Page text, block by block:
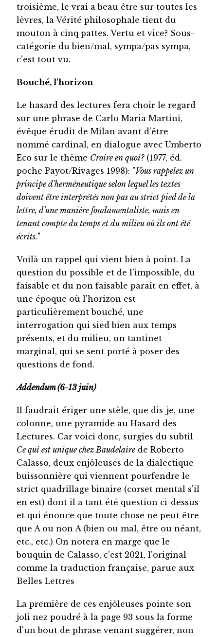
troisième, le vrai a beau être sur toutes les
lèvres, la Vérité philosophale tient du
mouton à cinq pattes. Vertu et vice? Sous-
catégorie du bien/mal, sympa/pas sympa,
c'est tout vu.
Bouché, l'horizon
Le hasard des lectures fera choir le regard
sur une phrase de Carlo Maria Martini,
évêque érudit de Milan avant d'être
nommé cardinal, en dialogue avec Umberto
Eco sur le thème Croire en quoi?(1977, éd.
poche Payot/Rivages 1998): "Vous rappelez un
principe d'herméneutique selon lequel les textes
doivent être interprétés non pas au strict pied de la
lettre, d'une manière fondamentaliste, mais en
tenant compte du temps et du milieu où ils ont été
écrits."
Voilà un rappel qui vient bien à point. La
question du possible et de l'impossible, du
faisable et du non faisable paraît en effet, à
une époque où l'horizon est
particulièrement bouché, une
interrogation qui sied bien aux temps
présents, et du milieu, un tantinet
marginal, qui se sent porté à poser des
questions de fond.
Addendum (6-13 juin)
Il faudrait ériger une stèle, que dis-je, une
colonne, une pyramide au Hasard des
Lectures. Car voici donc, surgies du subtil
Ce qui est unique chez Baudelairede Roberto
Calasso, deux enjôleuses de la dialectique
buissonnière qui viennent pourfendre le
strict quadrillage binaire (corset mental s'il
en est) dont il a tant été question ci-dessus
et qui énonce que toute chose ne peut être
que A ou non A (bien ou mal, être ou néant,
etc., etc.) On notera en marge que le
bouquin de Calasso, c'est 2021, l'original
comme la traduction française, parue aux
Belles Lettres
La première de ces enjôleuses pointe son
joli nez poudré à la page 93 sous la forme
d'un bout de phrase venant suggérer, non